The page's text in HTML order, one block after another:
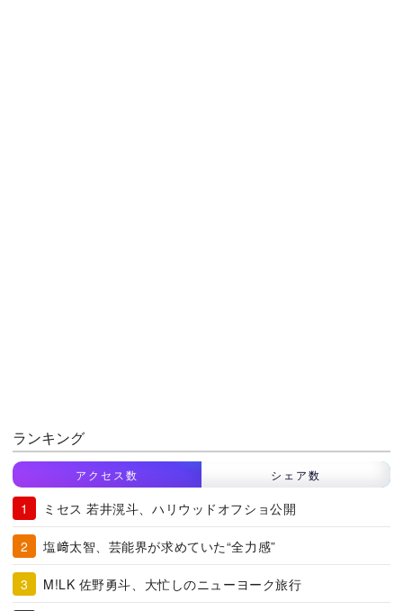
ランキング
アクセス数 シェア数
ミセス 若井滉斗、ハリウッドオフショ公開
塩﨑太智、芸能界が求めていた“全力感”
M!LK 佐野勇斗、大忙しのニューヨーク旅行